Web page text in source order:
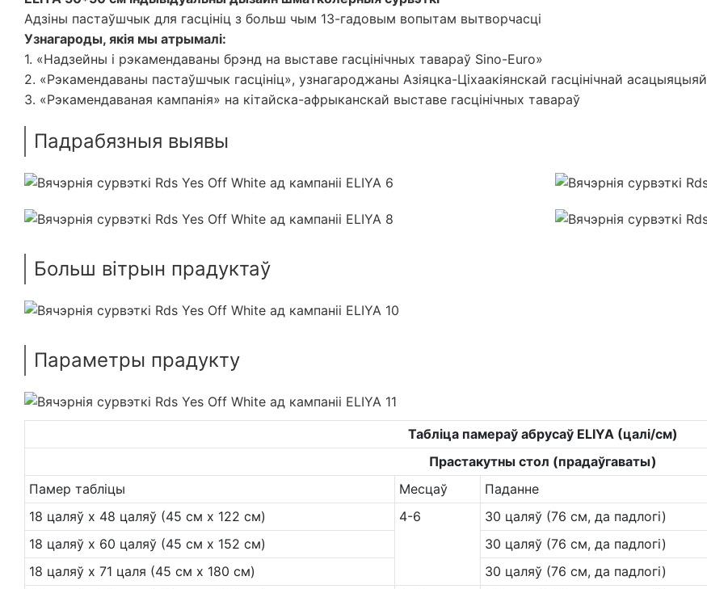
Адзіны пастаўшчык для гасцініц з больш чым 13-гадовым вопытам вытворчасці
Узнагароды, якія мы атрымалі:
1. «Надзейны і рэкамендаваны брэнд на выставе гасцінічных тавараў Sino-Euro»
2. «Рэкамендаваны пастаўшчык гасцініц», узнагароджаны Азіяцка-Ціхаакіянскай гасцінічнай асацыяцыяй
3. «Рэкамендаваная кампанія» на кітайска-афрыканскай выставе гасцінічных тавараў
Падрабязныя выявы
Больш вітрын прадуктаў
Параметры прадукту
Табліца памераў абрусаў ELIYA (цалі/см)
Прастакутны стол (прадаўгаваты)
Памер табліцы
Месцаў Паданне
18 цаляў х 48 цаляў (45 см х 122 см)
4-6 30 цаляў (76 см, да падлогі)
18 цаляў х 60 цаляў (45 см х 152 см)
30 цаляў (76 см, да падлогі)
18 цаляў х 71 цаля (45 см х 180 см)
30 цаляў (76 см, да падлогі)